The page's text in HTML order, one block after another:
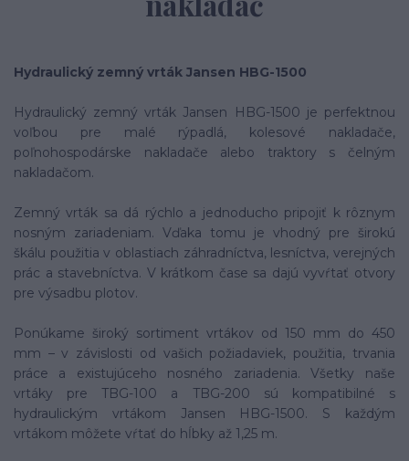
Hydraulický zemný vrták Jansen HBG-1500
Hydraulický zemný vrták Jansen HBG-1500 je perfektnou
voľbou pre malé rýpadlá, kolesové nakladače,
poľnohospodárske nakladače alebo traktory s čelným
nakladačom.
Zemný vrták sa dá rýchlo a jednoducho pripojiť k rôznym
nosným zariadeniam. Vďaka tomu je vhodný pre širokú
škálu použitia v oblastiach záhradníctva, lesníctva, verejných
prác a stavebníctva. V krátkom čase sa dajú vyvŕtať otvory
pre výsadbu plotov.
Ponúkame široký sortiment vrtákov od 150 mm do 450
mm – v závislosti od vašich požiadaviek, použitia, trvania
práce a existujúceho nosného zariadenia. Všetky naše
vrtáky pre TBG-100 a TBG-200 sú kompatibilné s
hydraulickým vrtákom Jansen HBG-1500. S každým
vrtákom môžete vŕtať do hĺbky až 1,25 m.